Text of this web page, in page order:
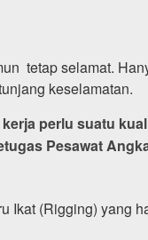
tetap selamat.
keselamatan.
perlu suatu
Pesawat
Ikat (Rigging) yang